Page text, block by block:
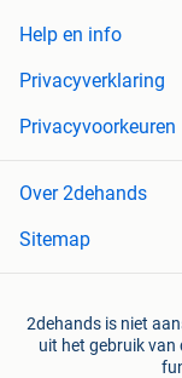
Help en info
Privacyverklaring
Privacyvoorkeuren
Over 2dehands
Sitemap
2dehands is niet
uit het gebruik van